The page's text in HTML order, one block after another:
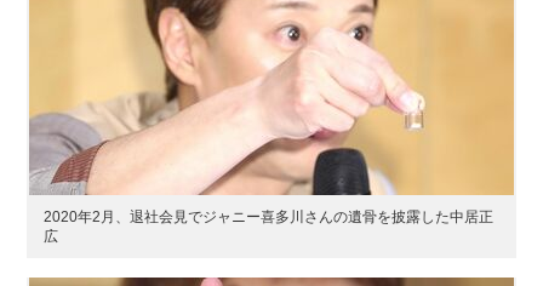
2020年2月、退社会見でジャニー喜多川さんの遺骨を披露した中居正
広